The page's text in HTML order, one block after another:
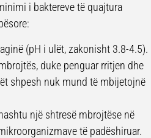
i baktereve të quajtura
(pH i ulët, zakonisht 3.8-4.5).
duke penguar rritjen dhe
shpesh nuk mund të mbijetojnë
një shtresë mbrojtëse në
të padëshiruar.